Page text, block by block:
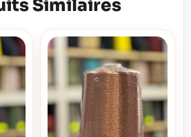
Similaires